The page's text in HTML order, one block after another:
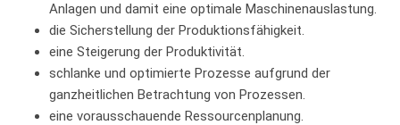
Anlagen und damit eine optimale Maschinenauslastung.
die Sicherstellung der Produktionsfähigkeit.
eine Steigerung der Produktivität.
schlanke und optimierte Prozesse aufgrund der
ganzheitlichen Betrachtung von Prozessen.
eine vorausschauende Ressourcenplanung.